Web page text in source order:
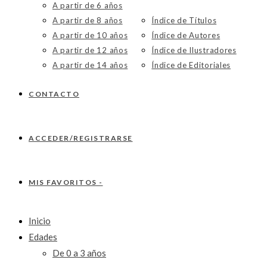
A partir de 6 años
A partir de 8 años
A partir de 10 años
A partir de 12 años
A partir de 14 años
Índice de Títulos
Índice de Autores
Índice de Ilustradores
Índice de Editoriales
CONTACTO
ACCEDER/REGISTRARSE
MIS FAVORITOS -
Inicio
Edades
De 0 a 3 años